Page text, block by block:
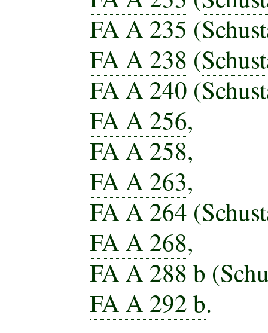
FA A 235 (
FA A 238 (
FA A 240 (
FA A 256,
FA A 258,
FA A 263,
FA A 264 (
FA A 268,
FA A 288 b (
FA A 292 b.